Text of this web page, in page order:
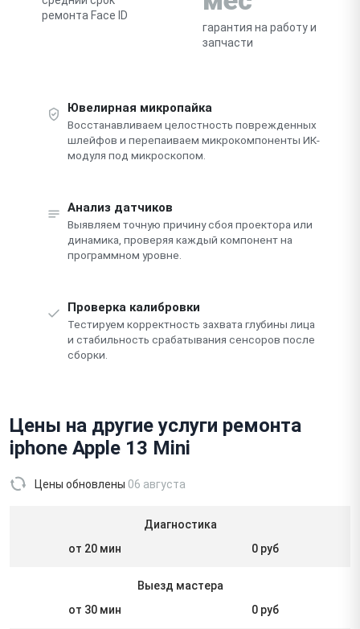
ремонта Face ID
гарантия на работу и
запчасти
Ювелирная микропайка
Восстанавливаем целостность поврежденных
шлейфов и перепаиваем микрокомпоненты ИК-
модуля под микроскопом.
Анализ датчиков
Выявляем точную причину сбоя проектора или
динамика, проверяя каждый компонент на
программном уровне.
Проверка калибровки
Тестируем корректность захвата глубины лица
и стабильность срабатывания сенсоров после
сборки.
Цены на другие услуги ремонта
iphone Apple 13 Mini
Цены обновлены 06 августа
Диагностика
от 20 мин
0 руб
Выезд мастера
от 30 мин
0 руб